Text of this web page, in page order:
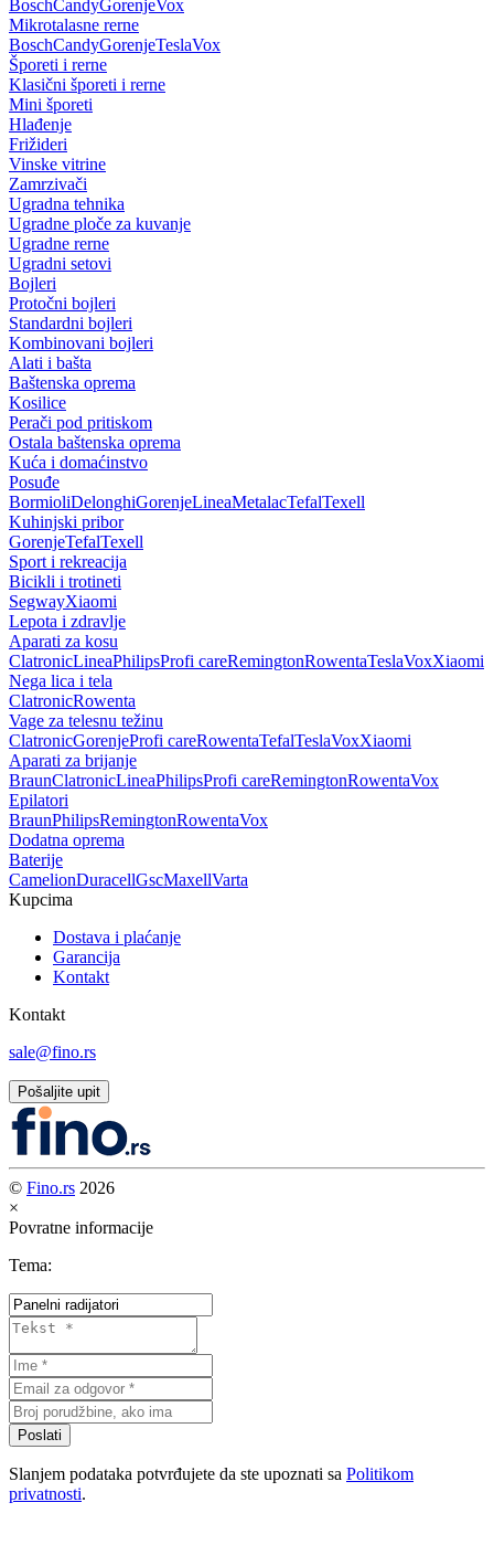
BoschCandyGorenjeVox
Mikrotalasne rerne
BoschCandyGorenjeTeslaVox
Šporeti i rerne
Klasični šporeti i rerne
Mini šporeti
Hlađenje
Frižideri
Vinske vitrine
Zamrzivači
Ugradna tehnika
Ugradne ploče za kuvanje
Ugradne rerne
Ugradni setovi
Bojleri
Protočni bojleri
Standardni bojleri
Kombinovani bojleri
Alati i bašta
Baštenska oprema
Kosilice
Perači pod pritiskom
Ostala baštenska oprema
Kuća i domaćinstvo
Posuđe
BormioliDelonghiGorenjeLineaMetalacTefalTexell
Kuhinjski pribor
GorenjeTefalTexell
Sport i rekreacija
Bicikli i trotineti
SegwayXiaomi
Lepota i zdravlje
Aparati za kosu
ClatronicLineaPhilipsProfi careRemingtonRowentaTeslaVoxXiaomi
Nega lica i tela
ClatronicRowenta
Vage za telesnu težinu
ClatronicGorenjeProfi careRowentaTefalTeslaVoxXiaomi
Aparati za brijanje
BraunClatronicLineaPhilipsProfi careRemingtonRowentaVox
Epilatori
BraunPhilipsRemingtonRowentaVox
Dodatna oprema
Baterije
CamelionDuracellGscMaxellVarta
Kupcima
Dostava i plaćanje
Garancija
Kontakt
Kontakt
sale@fino.rs
Pošaljite upit
© Fino.rs 2026
×
Povratne informacije
Tema:
Poslati
Slanjem podataka potvrđujete da ste upoznati sa Politikom
privatnosti.